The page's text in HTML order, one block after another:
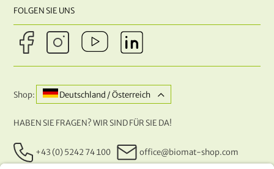
FOLGEN SIE UNS
Shop: Deutschland / Österreich
HABEN SIE FRAGEN? WIR SIND FÜR SIE DA!
+43 (0) 5242 74 100 office@biomat-shop.com